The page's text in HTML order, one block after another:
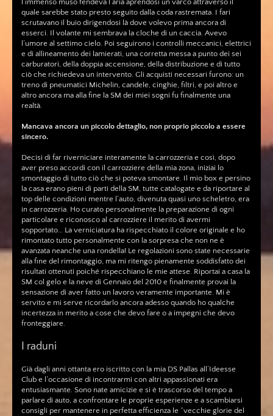
l’immenso muso fendeva l’aria aprendosi un varco attraverso il
quale sarebbe stato presto seguito dalla coda rastremata. I fari
scrutavano il buio dirigendosi là dove volevo prima ancora di
esserci. Il volante mi sembrava la cloche di un caccia. Avevo
l’umore al settimo cielo. Poi seguirono i controlli meccanici, elettrici
e di allineamento dei lamierati, una corretta messa a punto dei sei
carburatori, della doppia accensione, della distribuzione e di tutto
ciò che richiedeva un intervento. Gli acquisti necessari furono: un
treno di pneumatici Michelin, candele, cinghie, filtri, e poi altro e
altro ancora ma alla fine la SM dei miei sogni fu finalmente una
realtà.
Mancava ancora un piccolo dettaglio, non proprio piccolo a essere
sincero.
Decisi di far riverniciare interamente la carrozzeria e così, dopo
aver preso accordi con il carrozziere della mia zona, iniziai lo
smontaggio di tutto ciò che si poteva smontare. Il mio box e persino
la casa erano pieni di parti della SM, tutte catalogate e da riportare al
top delle condizioni mentre l’auto, divenuta quasi uno scheletro, era
in carrozzeria. Ho curato personalmente la preparazione di ogni
particolare e riconosco al carrozziere il merito di avermi
sopportato… La verniciatura ha rispecchiato il colore originale e ho
rimontato tutto personalmente con la sorpresa che non ne è
avanzata neanche una rondella! Le regolazioni sono state necessarie
alla fine del rimontaggio, ma mi ritengo pienamente soddisfatto dei
risultati ottenuti poiché rispecchiano le mie attese. Riportai a casa la
SM col gelo e la neve di Gennaio del 2010 e finalmente provai la
sensazione di aver fatto un lavoro veramente importante. Mi è
servito e mi serve ricordarlo ancora adesso quando ho qualche
incertezza in merito a cose che devo fare o a impegni che devo
fronteggiare.
I raduni
Già dagli anni ottanta ero iscritto con la mia DS Pallas all’Ideesse
Club e l’occasione di incontrarmi con altri appassionati era
entusiasmante. Sono nate amicizie e si è trascorso del tempo a
parlare di auto, a confrontare le proprie esperienze e a scambiarsi
consigli per mantenere in perfetta efficienza le “vecchie glorie del